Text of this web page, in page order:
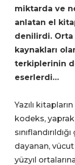
miktarda ve
anlatan el
denilirdi.
kaynakları
terkiplerinin
eserlerdi…
Yazılı
kodeks,
dayanan,
yüzyıl